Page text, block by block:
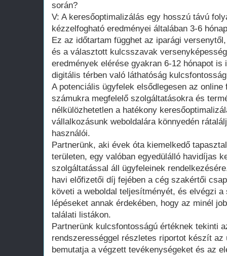
során?
V: A keresőoptimalizálás egy hosszú távú
kézzelfogható eredményei általában 3-6
Ez az időtartam függhet az iparági
és a választott kulcsszavak
eredmények elérése gyakran 6-12 hónapot is
digitális térben való láthatóság
A potenciális ügyfelek elsődlegesen az
számukra megfelelő szolgáltatásokra és
nélkülözhetetlen a hatékony
vállalkozásunk weboldalára könnyedén
használói.
Partnerünk, aki évek óta kiemelkedő
területen, egy valóban egyedülálló havidíjas
szolgáltatással áll ügyfeleinek
havi előfizetői díj fejében a cég szakértői
követi a weboldal teljesítményét, és elvégzi
lépéseket annak érdekében, hogy az minél
találati listákon.
Partnerünk kulcsfontosságú értéknek tekinti
rendszerességgel részletes riportot készít az
bemutatja a végzett tevékenységeket és az